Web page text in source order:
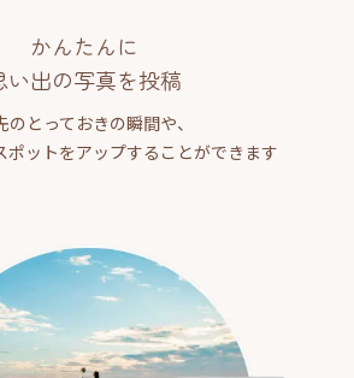
かんたんに
い出の写真を投稿
のとっておきの瞬間や、
ポットをアップすることができます